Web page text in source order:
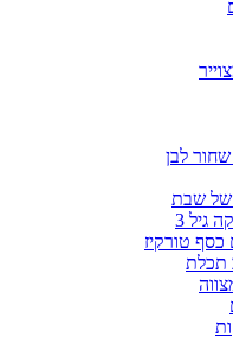
לבן
שבת
גיל 3
טורקיז
תכלת